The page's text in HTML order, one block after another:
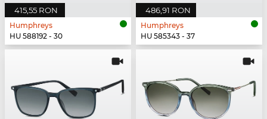
415,55 RON
Humphreys
HU 588192 - 30
486,91 RON
Humphreys
HU 585343 - 37